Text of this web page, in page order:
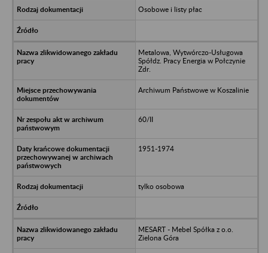
Osobowe i listy płac
Metalowa, Wytwórczo-Usługowa
Spółdz. Pracy Energia w Połczynie
Zdr.
Archiwum Państwowe w Koszalinie
60/II
1951-1974
tylko osobowa
MESART - Mebel Spółka z o.o.
Zielona Góra